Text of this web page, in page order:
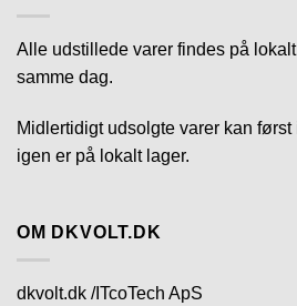
Alle udstillede varer findes på
samme dag.
Midlertidigt udsolgte varer kan
igen er på lokalt lager.
OM DKVOLT.DK
dkvolt.dk /ITcoTech ApS